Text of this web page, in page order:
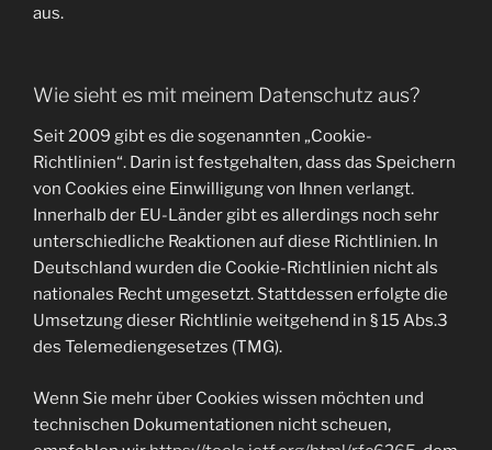
aus.
Wie sieht es mit meinem Datenschutz aus?
Seit 2009 gibt es die sogenannten „Cookie-
Richtlinien“. Darin ist festgehalten, dass das Speichern
von Cookies eine Einwilligung von Ihnen verlangt.
Innerhalb der EU-Länder gibt es allerdings noch sehr
unterschiedliche Reaktionen auf diese Richtlinien. In
Deutschland wurden die Cookie-Richtlinien nicht als
nationales Recht umgesetzt. Stattdessen erfolgte die
Umsetzung dieser Richtlinie weitgehend in § 15 Abs.3
des Telemediengesetzes (TMG).
Wenn Sie mehr über Cookies wissen möchten und
technischen Dokumentationen nicht scheuen,